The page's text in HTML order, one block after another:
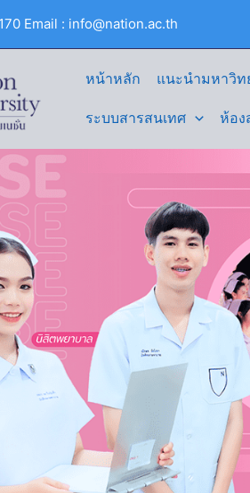
Email : info@nation.ac.th
หน้าหลัก แนะนำมหาวิท
ระบบสารสนเทศ ห้อง